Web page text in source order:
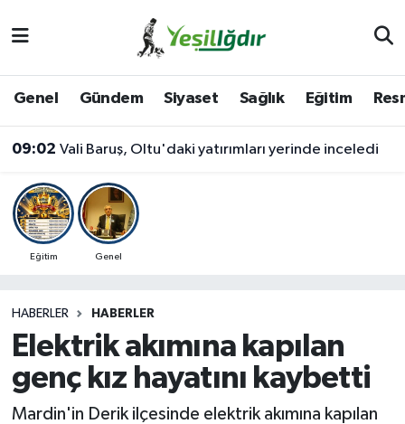
Genel Gündem Siyaset Sağlık Eğitim
09:02 Vali Baruş, Oltu'daki yatırımları yerinde inceledi
Eğitim Genel
HABERLER HABERLER
Elektrik akımına kapılan
genç kız hayatını kaybetti
Mardin'in Derik ilçesinde elektrik akımına kapılan
İğdir Namaz Vakitleri
Iğdır Trafik Yoğunluk Haritası
Süper Lig Puan Durumu ve Fikstür
Son Dakika Haberleri
Haber Arşivi